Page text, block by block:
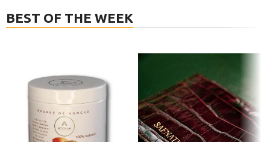
BEST OF THE WEEK